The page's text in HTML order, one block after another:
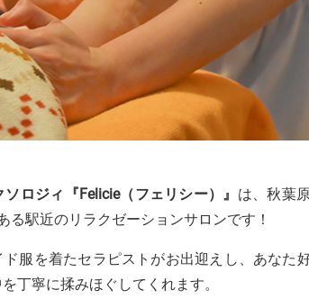
ロジィ『Felicie（フェリシー）』 は、秋葉
る駅近のリラクゼーションサロンです！
服を着たセラピストがお出迎えし、あなた
丁寧に揉みほぐしてくれます。